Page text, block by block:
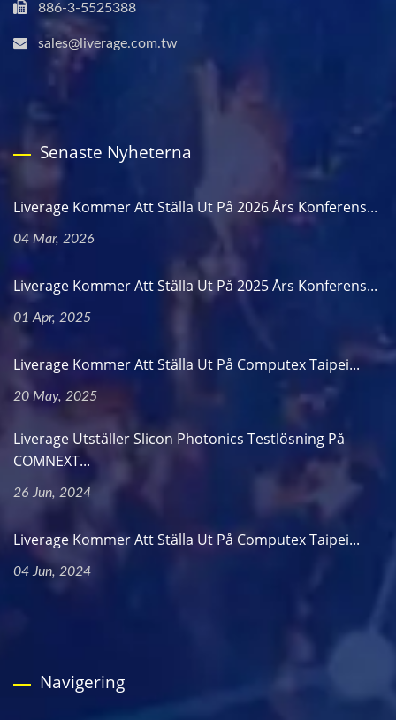
886-3-5525388
sales@liverage.com.tw
Senaste Nyheterna
Liverage Kommer Att Ställa Ut På 2026 Års Konferens...
04 Mar, 2026
Liverage Kommer Att Ställa Ut På 2025 Års Konferens...
01 Apr, 2025
Liverage Kommer Att Ställa Ut På Computex Taipei...
20 May, 2025
Liverage Utställer Slicon Photonics Testlösning På
COMNEXT...
26 Jun, 2024
Liverage Kommer Att Ställa Ut På Computex Taipei...
04 Jun, 2024
Navigering